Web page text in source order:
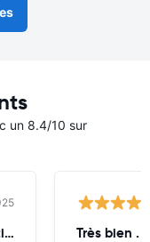
un 8.4/10 sur
Top, réponses rapides et informations Très bien .